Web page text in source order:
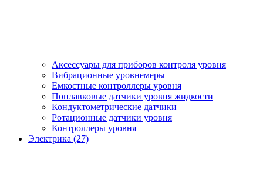
Аксессуары для приборов контроля уровня
Вибрационные уровнемеры
Емкостные контроллеры уровня
Поплавковые датчики уровня жидкости
Кондуктометрические датчики
Ротационные датчики уровня
Контроллеры уровня
Электрика (27)